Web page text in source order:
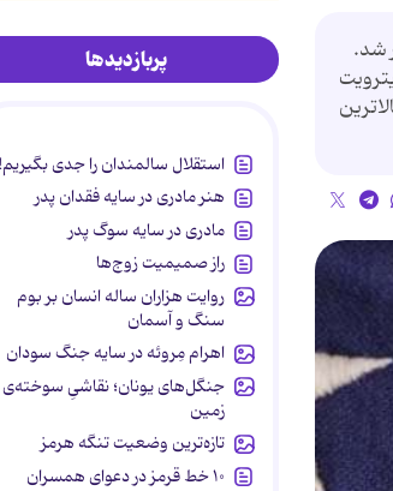
شد.
بالاترین
پربازدیدها
استقلال سالمندان را جدی بگیریم!
هنر مادری در سایه‌ فقدان پدر
مادری در سایه سوگ پدر
راز صمیمیت زوج‌ها
روایت هزاران ساله انسان بر بوم
سنگ و آسمان
اهرام مِروئه در سایه جنگ سودان
جنگل‌های یونان؛ نقاشیِ سوخته‌ی
زمین
تازه‌ترین وضعیت تنگه هرمز
۱۰ خط قرمز در دعوای همسران